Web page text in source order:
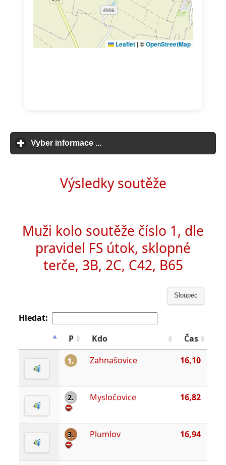
Vyber informace ...click to expand contents
Výsledky soutěže
Muži kolo soutěže číslo 1, dle
pravidel FS útok, sklopné
terče, 3B, 2C, C42, B65
Sloupec
Hledat:
P
Kdo Čas
1. Zahnašovice 16,10
2. Mysločovice 16,82
3. Plumlov 16,94